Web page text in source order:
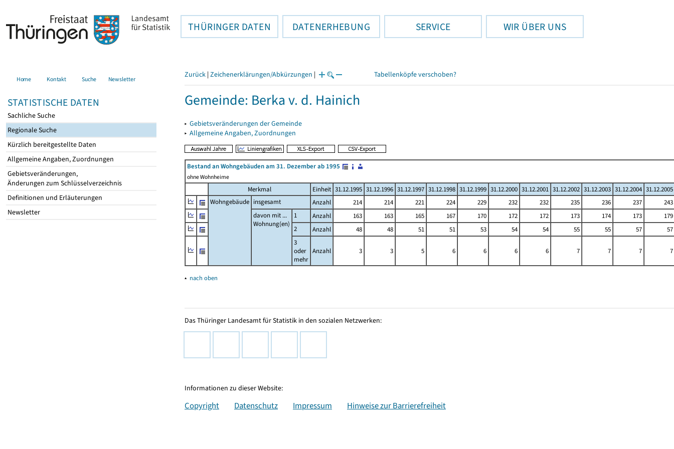
THÜRINGER DATEN DATENERHEBUNG SERVICE WIR ÜBER UNS
Home Kontakt Suche Newsletter
STATISTISCHE DATEN
Sachliche Suche
Regionale Suche
Kürzlich bereitgestellte Daten
Allgemeine Angaben, Zuordnungen
Gebietsveränderungen,
Änderungen zum Schlüsselverzeichnis
Definitionen und Erläuterungen
Newsletter
Zurück | Zeichenerklärungen/Abkürzungen | Tabellenköpfe verschoben?
Gemeinde: Berka v. d. Hainich
▸ Gebietsveränderungen der Gemeinde
▸ Allgemeine Angaben, Zuordnungen
Bestand an Wohngebäuden am 31. Dezember ab 1995
ohne Wohnheime
Merkmal Einheit 31.12.1995 31.12.1996 31.12.1997 31.12.1998 31.12.1999 31.12.2000 31.12.2001 31.12.2002 31.12.2003 31.12.2004 31.12.2005
Wohngebäude insgesamt Anzahl 214 214 221 224 229 232 232 235 236 237
243
davon mit ...
Wohnung(en)
1 Anzahl 163 163 165 167 170 172 172 173 174 173
179
2
Anzahl 48 48 51 51 53 54 54 55 55 57
57
3
oder
mehr
Anzahl 3 3 5 6 6 6 6 7 7 7 7
▴ nach oben
Das Thüringer Landesamt für Statistik in den sozialen Netzwerken:
Informationen zu dieser Website:
Copyright Datenschutz Impressum Hinweise zur Barrierefreiheit